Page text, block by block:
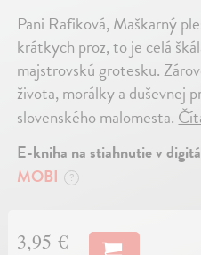
Pani Rafiková, Maškarný
krátkych proz, to je celá
majstrovskú grotesku.
života, morálky a duševnej
slovenského malomesta.
E-kniha na stiahnutie v
MOBI
?
3,95 €